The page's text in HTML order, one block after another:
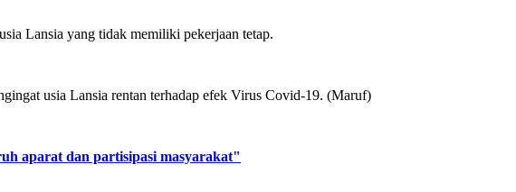
Lansia yang tidak memiliki pekerjaan tetap.
usia Lansia rentan terhadap efek Virus Covid-19. (Maruf)
aparat dan partisipasi masyarakat"